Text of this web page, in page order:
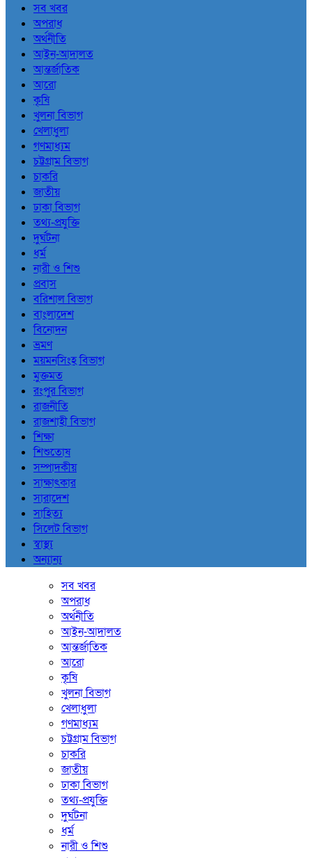
সব খবর
অপরাধ
অর্থনীতি
আইন-আদালত
আন্তর্জাতিক
আরো
কৃষি
খুলনা বিভাগ
খেলাধুলা
গণমাধ্যম
চট্টগ্রাম বিভাগ
চাকরি
জাতীয়
ঢাকা বিভাগ
তথ্য-প্রযুক্তি
দুর্ঘটনা
ধর্ম
নারী ও শিশু
প্রবাস
বরিশাল বিভাগ
বাংলাদেশ
বিনোদন
ভ্রমণ
ময়মনসিংহ বিভাগ
মুক্তমত
রংপুর বিভাগ
রাজনীতি
রাজশাহী বিভাগ
শিক্ষা
শিশুতোষ
সম্পাদকীয়
সাক্ষাৎকার
সারাদেশ
সাহিত্য
সিলেট বিভাগ
স্বাস্থ্য
অন্যান্য
সব খবর
অপরাধ
অর্থনীতি
আইন-আদালত
আন্তর্জাতিক
আরো
কৃষি
খুলনা বিভাগ
খেলাধুলা
গণমাধ্যম
চট্টগ্রাম বিভাগ
চাকরি
জাতীয়
ঢাকা বিভাগ
তথ্য-প্রযুক্তি
দুর্ঘটনা
ধর্ম
নারী ও শিশু